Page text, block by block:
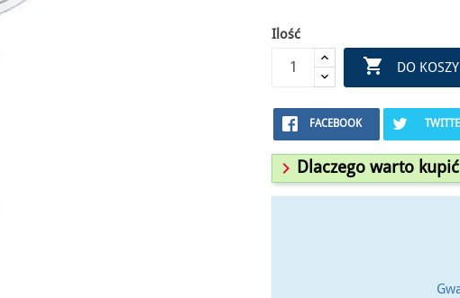
Ilość
 DO
FACEBOOK
 Dlaczego warto